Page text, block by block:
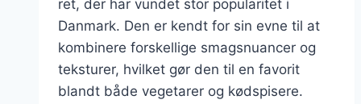
ret, der har vundet stor popularitet i
Danmark. Den er kendt for sin evne til at
kombinere forskellige smagsnuancer og
teksturer, hvilket gør den til en favorit
blandt både vegetarer og kødspisere.